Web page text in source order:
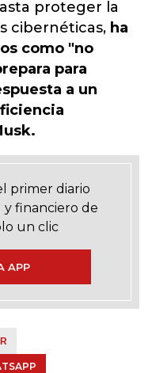
proteger la
cibernéticas, ha
como "no
para
a un
primer diario
y financiero de
un clic
APP